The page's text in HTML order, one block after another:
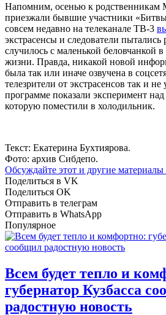
Напомним, осенью к родственникам
приезжали бывшие участники
совсем недавно на телеканале ТВ-3
экстрасенсы и следователи пытались
случилось с маленькой беловчанкой
жизни. Правда, никакой новой
была так или иначе озвучена в
телезрители от экстрасенсов так и
программе показали эксперимент
которую поместили в холодильник.
Текст: Екатерина Бухтиярова.
Фото: архив Сибдепо.
Обсуждайте этот и другие материалы
Поделиться в VK
Поделиться OK
Отправить в телеграм
Отправить в WhatsApp
Популярное
Всем будет тепло и
губернатор Кузбасса
радостную новость